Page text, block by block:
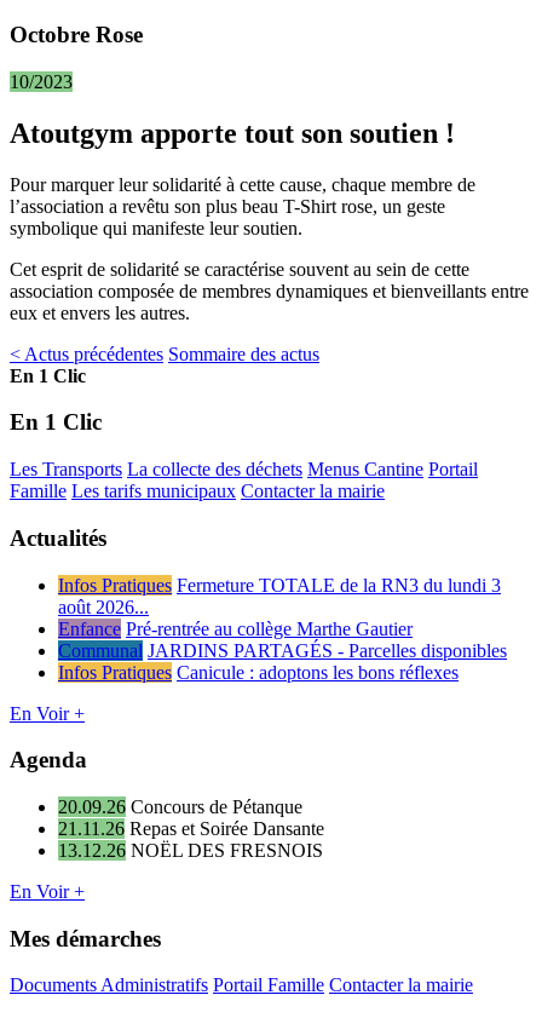
Octobre Rose
10/2023
Atoutgym apporte tout son soutien !
Pour marquer leur solidarité à cette cause, chaque membre de
l’association a revêtu son plus beau T-Shirt rose, un geste
symbolique qui manifeste leur soutien.
Cet esprit de solidarité se caractérise souvent au sein de cette
association composée de membres dynamiques et bienveillants entre
eux et envers les autres.
< Actus précédentes Sommaire des actus
En 1 Clic
En 1 Clic
Les Transports La collecte des déchets Menus Cantine Portail
Famille Les tarifs municipaux Contacter la mairie
Actualités
Infos Pratiques Fermeture TOTALE de la RN3 du lundi 3
août 2026...
Enfance Pré-rentrée au collège Marthe Gautier
Communal JARDINS PARTAGÉS - Parcelles disponibles
Infos Pratiques Canicule : adoptons les bons réflexes
En Voir +
Agenda
20.09.26 Concours de Pétanque
21.11.26 Repas et Soirée Dansante
13.12.26 NOËL DES FRESNOIS
En Voir +
Mes démarches
Documents Administratifs Portail Famille Contacter la mairie